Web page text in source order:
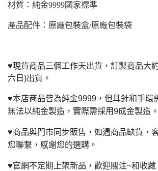
材質：純金9999國家標準
產品配件：原廠包裝盒/原廠包裝袋
♥現貨商品三個工作天出貨，訂製商品大
六日)出貨。
♥本店商品皆為純金9999，但耳針和手環
無法以純金製造，實際需採用9成金製造。
♥商品與門市同步販售，如遇商品缺貨，
您聯繫，感謝您的選購。
♥官網不定期上架新品，歡迎關注~和收藏